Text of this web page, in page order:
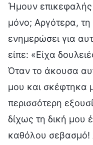
Ήμουν επικεφαλής
μόνο; Αργότερα, τη
ενημερώσει για
είπε: «Είχα
Όταν το άκουσα
μου και σκέφτηκα
περισσότερη
δίχως τη δική μου
καθόλου σεβασμό!